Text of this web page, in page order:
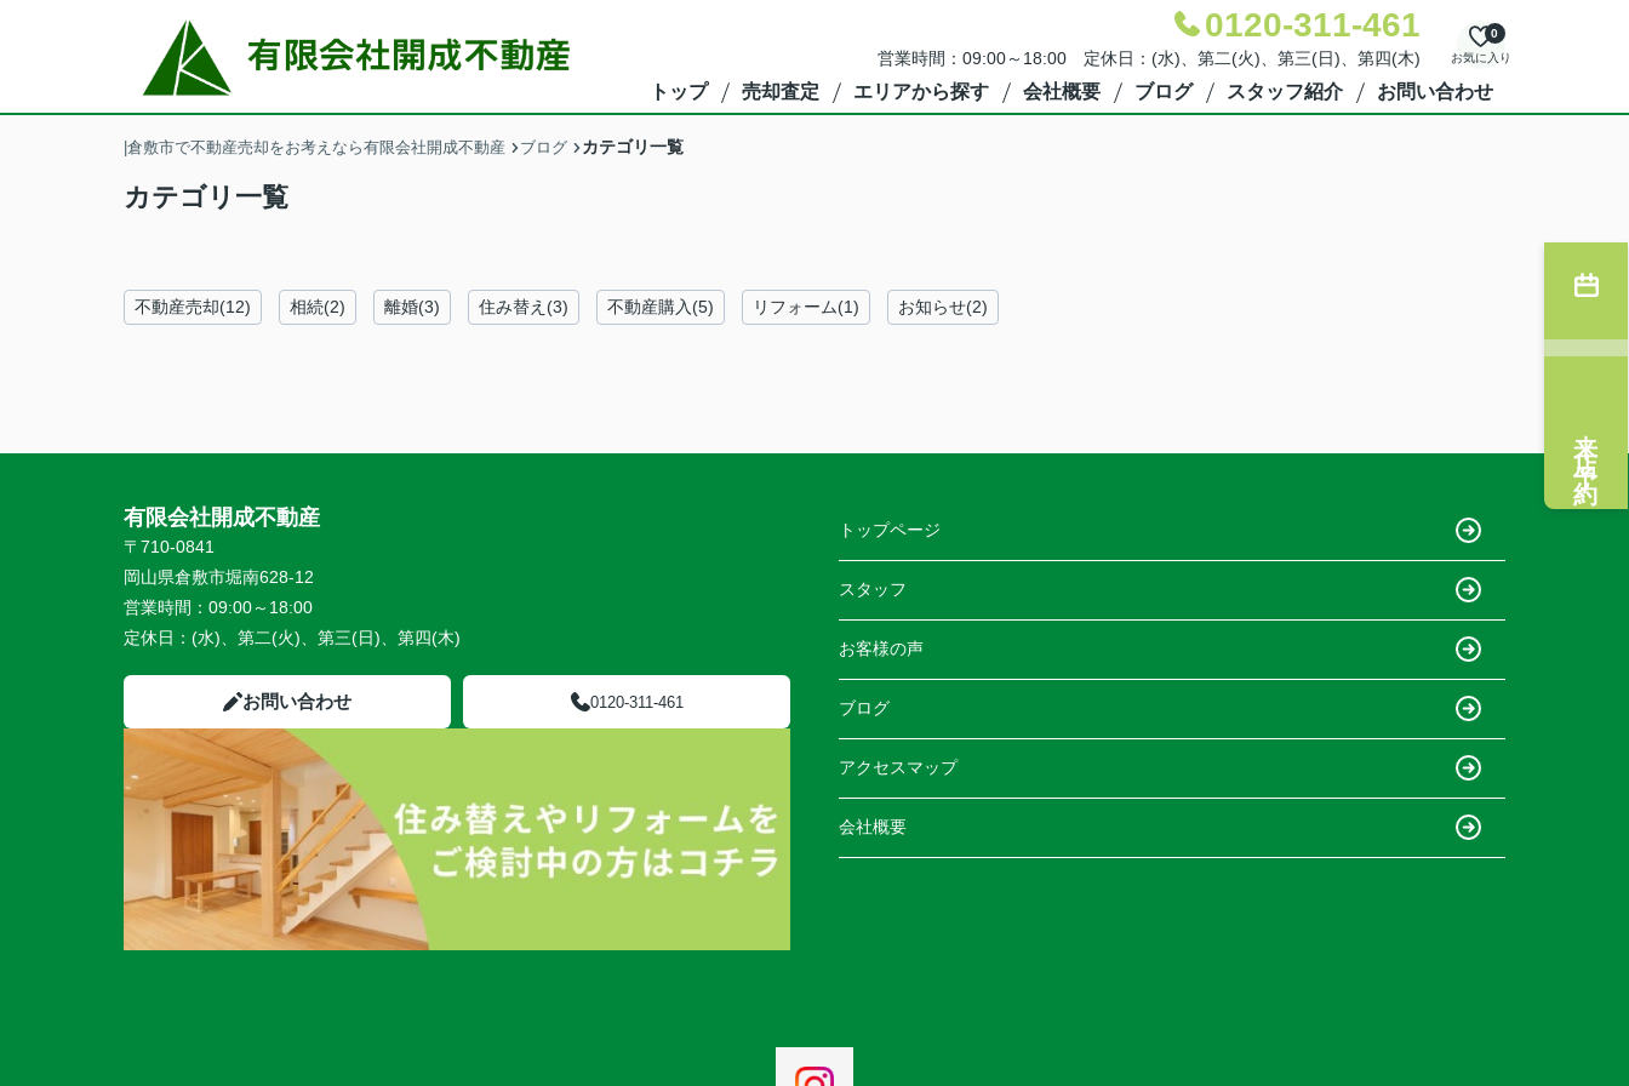
0120-311-461
営業時間：09:00～18:00 定休日：(水)、第二(火)、第三(日)、第四(木) お気に入り
0
トップ 売却査定 エリアから探す 会社概要 ブログ スタッフ紹介 お問い合わせ
|倉敷市で不動産売却をお考えなら有限会社開成不動産 ブログ カテゴリ一覧
カテゴリ一覧
不動産売却(12) 相続(2) 離婚(3) 住み替え(3) 不動産購入(5) リフォーム(1) お知らせ(2)
来店予約
有限会社開成不動産
〒710-0841
岡山県倉敷市堀南628-12
営業時間： 09:00～18:00
定休日： (水)、第二(火)、第三(日)、第四(木)
お問い合わせ 0120-311-461
トップページ
スタッフ
お客様の声
ブログ
アクセスマップ
会社概要